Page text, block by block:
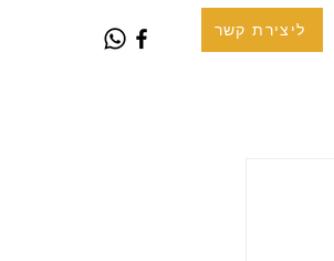
ליצירת קשר